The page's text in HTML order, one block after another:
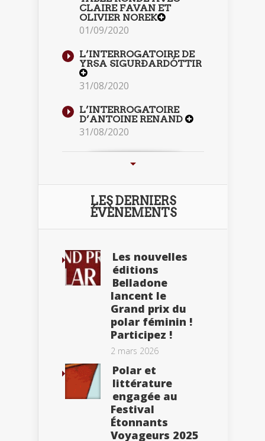
CLAIRE FAVAN ET
OLIVIER NOREK
01/09/2020
L’INTERROGATOIRE DE
YRSA SIGURÐARDÓTTIR
31/08/2020
L’INTERROGATOIRE
D’ANTOINE RENAND
31/08/2020
LES DERNIERS
ÉVÈNEMENTS
Les nouvelles
éditions
Belladone
lancent le
Grand prix du
polar féminin !
Participez !
2 mars 2026
Polar et
littérature
engagée au
Festival
Étonnants
Voyageurs 2025